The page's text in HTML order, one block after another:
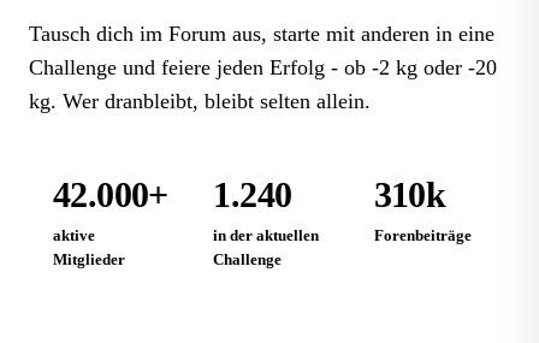
Tausch dich im Forum aus, starte mit anderen in eine
Challenge und feiere jeden Erfolg - ob -2 kg oder -20
kg. Wer dranbleibt, bleibt selten allein.
42.000+
aktive
Mitglieder
1.240
in der aktuellen
Challenge
310k
Forenbeiträge